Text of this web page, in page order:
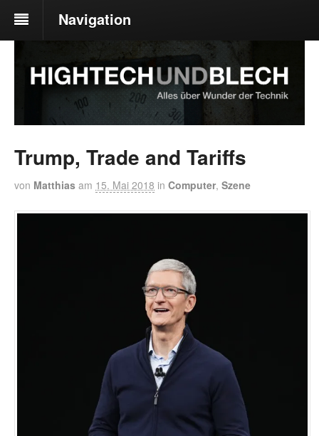
Navigation
Trump, Trade and Tariffs
von Matthias am 15. Mai 2018 in Computer, Szene